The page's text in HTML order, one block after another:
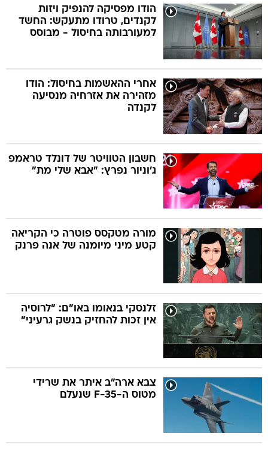
הודו מפסיקה להנפיק ויזות
לקנדים, טרודו מתעקש: החשד
למעורבותה בחיסול - מבוסס
אחרי ההאשמות בחיסול: הודו
מזהירה את אזרחיה מנסיעה
לקנדה
חשבון הטוויטר של דונלד טראמפ
ג'וניור נפרץ: "אבא שלי מת"
מורה מטקסס פוטרה כי הקריאה
קטע מיני מיומנה של אנה פרנק
זלנסקי בנאומו באו"ם: "לרוסיה
אין זכות להחזיק בנשק גרעיני"
צבא ארה"ב איתר את שרידי
מטוס ה-F-35 שנעלם